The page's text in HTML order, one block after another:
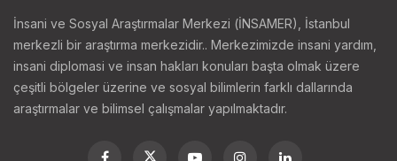
İnsani ve Sosyal Araştırmalar Merkezi (İNSAMER), İstanbul
merkezli bir araştırma merkezidir.. Merkezimizde insani yardım,
insani diplomasi ve insan hakları konuları başta olmak üzere
çeşitli bölgeler üzerine ve sosyal bilimlerin farklı dallarında
araştırmalar ve bilimsel çalışmalar yapılmaktadır.